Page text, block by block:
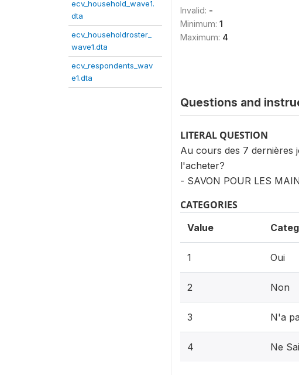
ecv_household_wave1.
dta
ecv_householdroster_
wave1.dta
ecv_respondents_wav
e1.dta
Invalid: -
Minimum: 1
Maximum: 4
Questions and
LITERAL QUESTION
Au cours des 7
l'acheter?
- SAVON POUR LES
CATEGORIES
Value
1 Oui
2 Non
3 N'a
4 Ne